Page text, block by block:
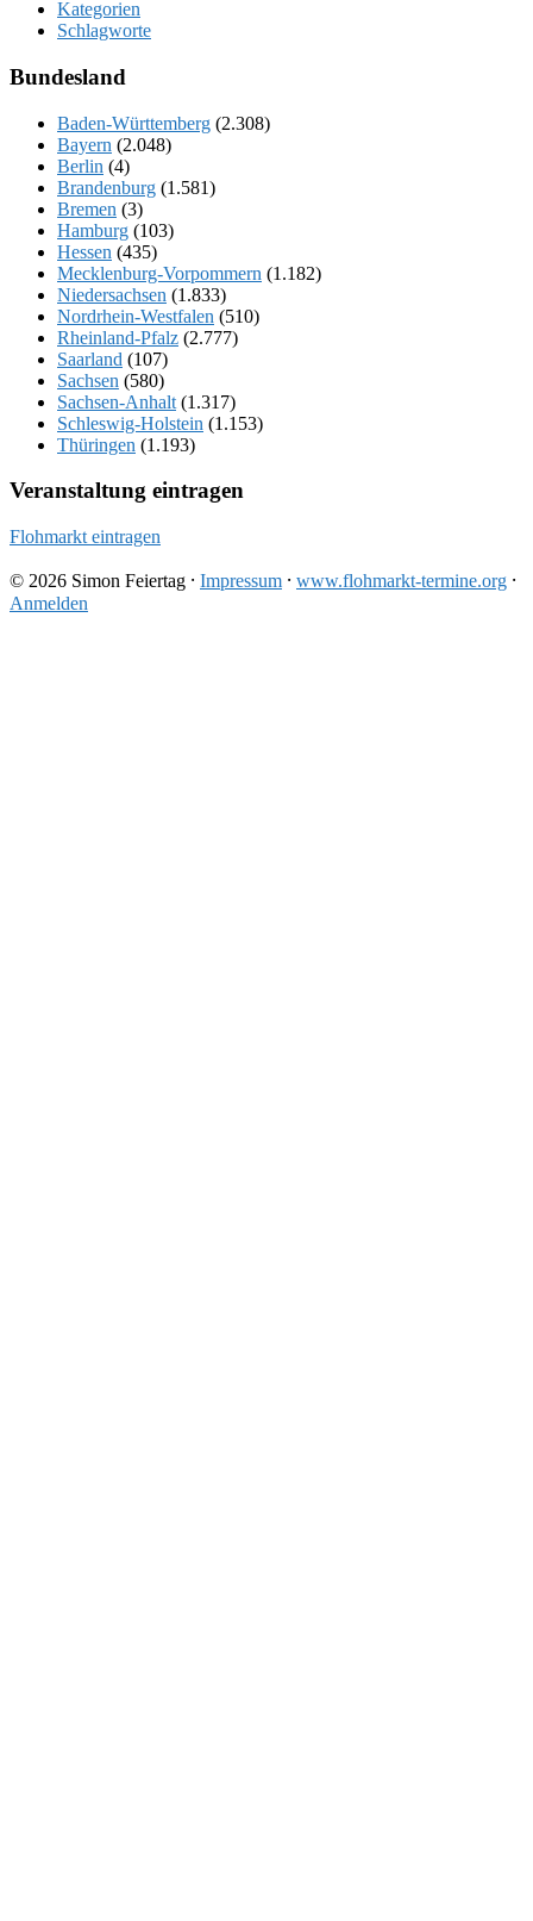
Kategorien
Schlagworte
Bundesland
Baden-Württemberg (2.308)
Bayern (2.048)
Berlin (4)
Brandenburg (1.581)
Bremen (3)
Hamburg (103)
Hessen (435)
Mecklenburg-Vorpommern (1.182)
Niedersachsen (1.833)
Nordrhein-Westfalen (510)
Rheinland-Pfalz (2.777)
Saarland (107)
Sachsen (580)
Sachsen-Anhalt (1.317)
Schleswig-Holstein (1.153)
Thüringen (1.193)
Veranstaltung eintragen
Flohmarkt eintragen
© 2026 Simon Feiertag ⸱ Impressum ⸱ www.flohmarkt-termine.org ⸱
Anmelden